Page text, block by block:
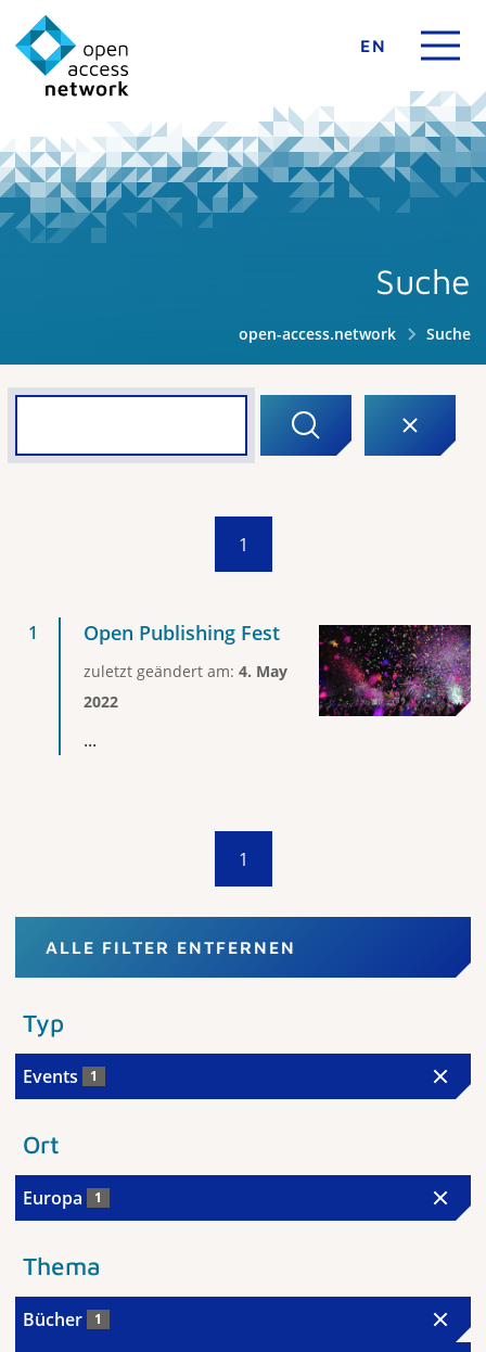
EN
Suche
open-access.network Suche
1
Open Publishing Fest
zuletzt geändert am: 4. May
2022
...
1
ALLE FILTER ENTFERNEN
Typ
Events 1
Ort
Europa 1
Thema
Bücher 1